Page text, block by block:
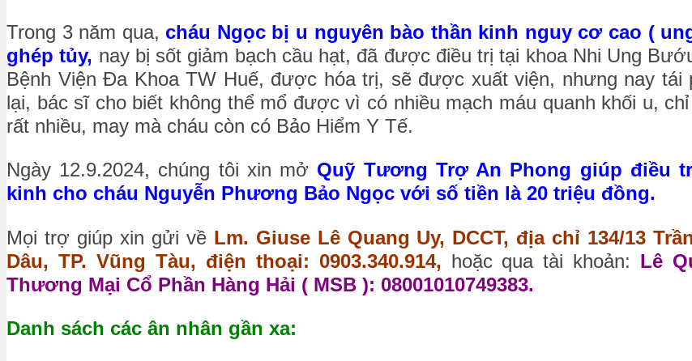
Trong 3 năm qua, cháu Ngọc bị u nguyên bào thần kinh nguy cơ cao (
ghép tủy, nay bị sốt giảm bạch cầu hạt, đã được điều trị tại khoa Nhi Ung
Bệnh Viện Đa Khoa TW Huế, được hóa trị, sẽ được xuất viện, nhưng nay tái
lại, bác sĩ cho biết không thể mổ được vì có nhiều mạch máu quanh khối u,
rất nhiều, may mà cháu còn có Bảo Hiểm Y Tế.
Ngày 12.9.2024, chúng tôi xin mở Quỹ Tương Trợ An Phong giúp điều
kinh cho cháu Nguyễn Phương Bảo Ngọc với số tiền là 20 triệu đồng.
Mọi trợ giúp xin gửi về Lm. Giuse Lê Quang Uy, DCCT, địa chỉ 134/13
Dâu, TP. Vũng Tàu, điện thoại: 0903.340.914, hoặc qua tài khoản: Lê
Thương Mại Cổ Phần Hàng Hải ( MSB ): 08001010749383.
Danh sách các ân nhân gần xa: